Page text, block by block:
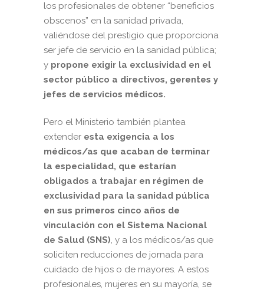
los profesionales de obtener “beneficios
obscenos” en la sanidad privada,
valiéndose del prestigio que proporciona
ser jefe de servicio en la sanidad pública;
y propone exigir la exclusividad en el
sector público a directivos, gerentes y
jefes de servicios médicos.
Pero el Ministerio también plantea
extender esta exigencia a los
médicos/as que acaban de terminar
la especialidad, que estarían
obligados a trabajar en régimen de
exclusividad para la sanidad pública
en sus primeros cinco años de
vinculación con el Sistema Nacional
de Salud (SNS), y a los médicos/as que
soliciten reducciones de jornada para
cuidado de hijos o de mayores. A estos
profesionales, mujeres en su mayoría, se